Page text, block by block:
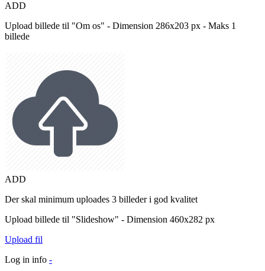
ADD
Upload billede til "Om os" - Dimension 286x203 px - Maks 1
billede
ADD
Der skal minimum uploades 3 billeder i god kvalitet
Upload billede til "Slideshow" - Dimension 460x282 px
Upload fil
Log in info -